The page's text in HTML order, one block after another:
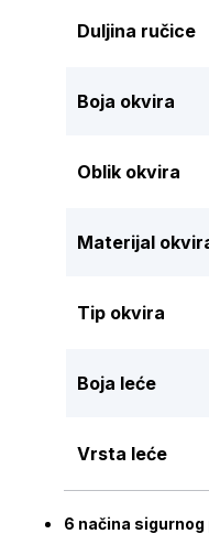
Duljina ručice
Boja okvira
Oblik okvira
Materijal
Tip okvira
Boja leće
Vrsta leće
6 načina sigurnog